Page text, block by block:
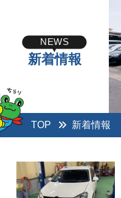
NEWS
新着情報
TOP 新着情報